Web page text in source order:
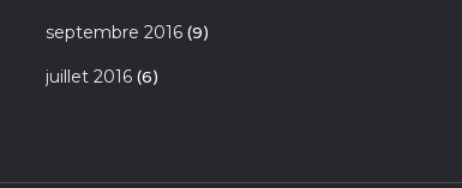
septembre 2016 (9)
juillet 2016 (6)